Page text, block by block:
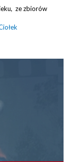
ze zbiorów